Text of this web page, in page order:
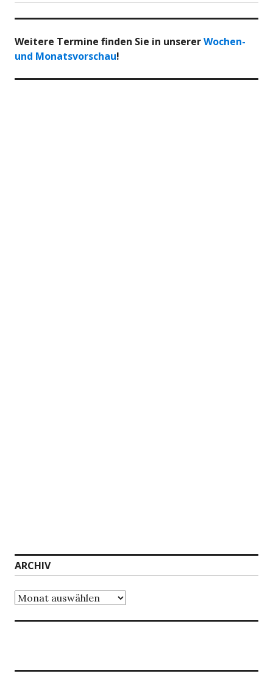
Weitere Termine finden Sie in unsererWochen-
und Monatsvorschau!
ARCHIV
Archiv